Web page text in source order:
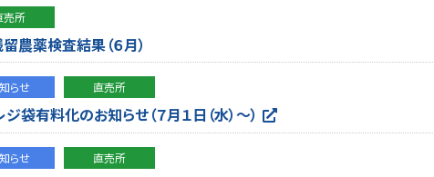
売所
薬検査結果（６月）
らせ 直売所
有料化のお知らせ（７月１日（水）～）
らせ 直売所